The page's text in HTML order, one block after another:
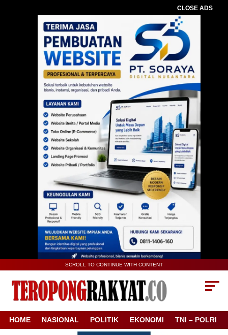
CLOSE ADS
SCROLL TO CONTINUE WITH CONTENT
HOME NASIONAL POLITIK EKONOMI TNI – POLRI